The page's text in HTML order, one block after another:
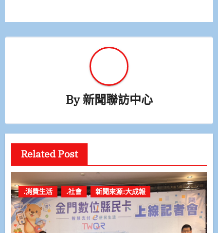
By新聞聯訪中心
Related Post
.消費生活 .社會 新聞來源:大成報